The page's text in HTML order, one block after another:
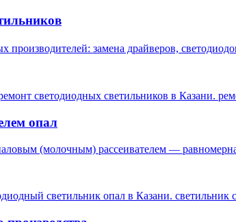
замена драйверов,
светодиодных светильников в Казани.
опал
(молочным) рассеивателем —
светильник опал в Казани. светильник